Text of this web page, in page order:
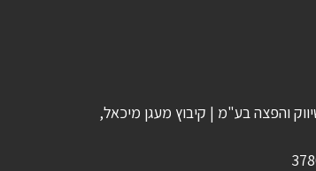
והפצה בע"מ | קיבוץ מעגן מיכאל,